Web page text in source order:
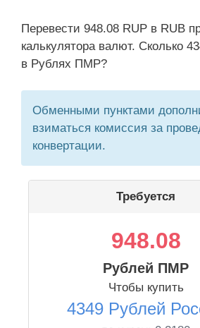
Перевести 948.08 RUP в RUB
калькулятора валют. Сколько
в Рублях ПМР?
Обменными пунктами
взиматься комиссия за
конвертации.
Требуется
948.08
Рублей ПМР
Чтобы купить
4349 Рублей